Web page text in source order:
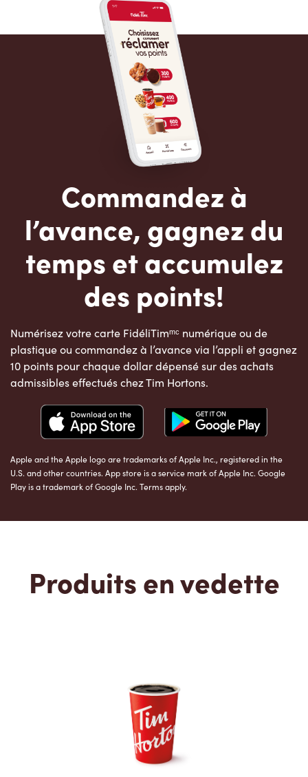
Commandez à
l’avance, gagnez du
temps et accumulez
des points!
Numérisez votre carte FidéliTimᵐᶜ numérique ou de
plastique ou commandez à l’avance via l’appli et gagnez
10 points pour chaque dollar dépensé sur des achats
admissibles effectués chez Tim Hortons.
Apple and the Apple logo are trademarks of Apple Inc., registered in the
U.S. and other countries. App store is a service mark of Apple Inc. Google
Play is a trademark of Google Inc. Terms apply.
Produits en vedette